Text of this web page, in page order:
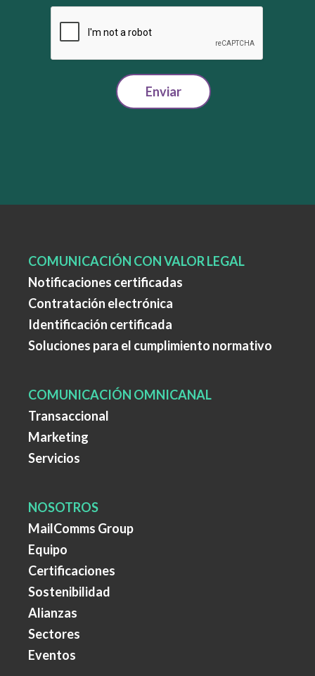
Enviar
COMUNICACIÓN CON VALOR LEGAL
Notificaciones certificadas
Contratación electrónica
Identificación certificada
Soluciones para el cumplimiento normativo
COMUNICACIÓN OMNICANAL
Transaccional
Marketing
Servicios
NOSOTROS
MailComms Group
Equipo
Certificaciones
Sostenibilidad
Alianzas
Sectores
Eventos